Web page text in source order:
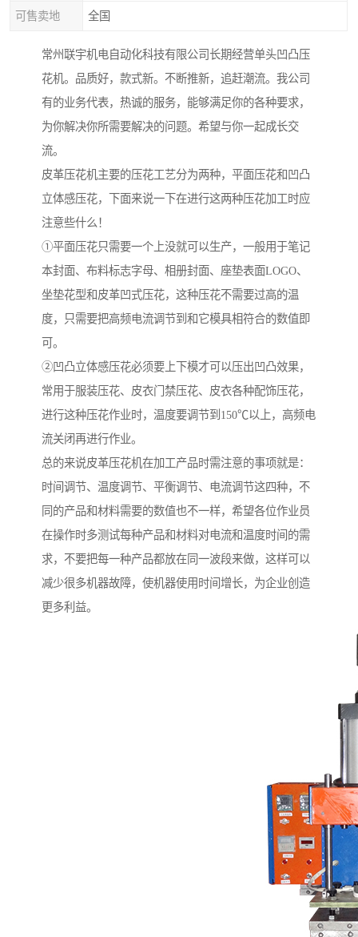
可售卖地 全国
常州联宇机电自动化科技有限公司长期经营单头凹凸压
花机。品质好，款式新。不断推新，追赶潮流。我公司
有的业务代表，热诚的服务，能够满足你的各种要求，
为你解决你所需要解决的问题。希望与你一起成长交
流。
皮革压花机主要的压花工艺分为两种，平面压花和凹凸
立体感压花，下面来说一下在进行这两种压花加工时应
注意些什么！
①平面压花只需要一个上没就可以生产，一般用于笔记
本封面、布料标志字母、相册封面、座垫表面LOGO、
坐垫花型和皮革凹式压花，这种压花不需要过高的温
度，只需要把高频电流调节到和它模具相符合的数值即
可。
②凹凸立体感压花必须要上下模才可以压出凹凸效果，
常用于服装压花、皮衣门禁压花、皮衣各种配饰压花，
进行这种压花作业时，温度要调节到150℃以上，高频电
流关闭再进行作业。
总的来说皮革压花机在加工产品时需注意的事项就是：
时间调节、温度调节、平衡调节、电流调节这四种，不
同的产品和材料需要的数值也不一样，希望各位作业员
在操作时多测试每种产品和材料对电流和温度时间的需
求，不要把每一种产品都放在同一波段来做，这样可以
减少很多机器故障，使机器使用时间增长，为企业创造
更多利益。